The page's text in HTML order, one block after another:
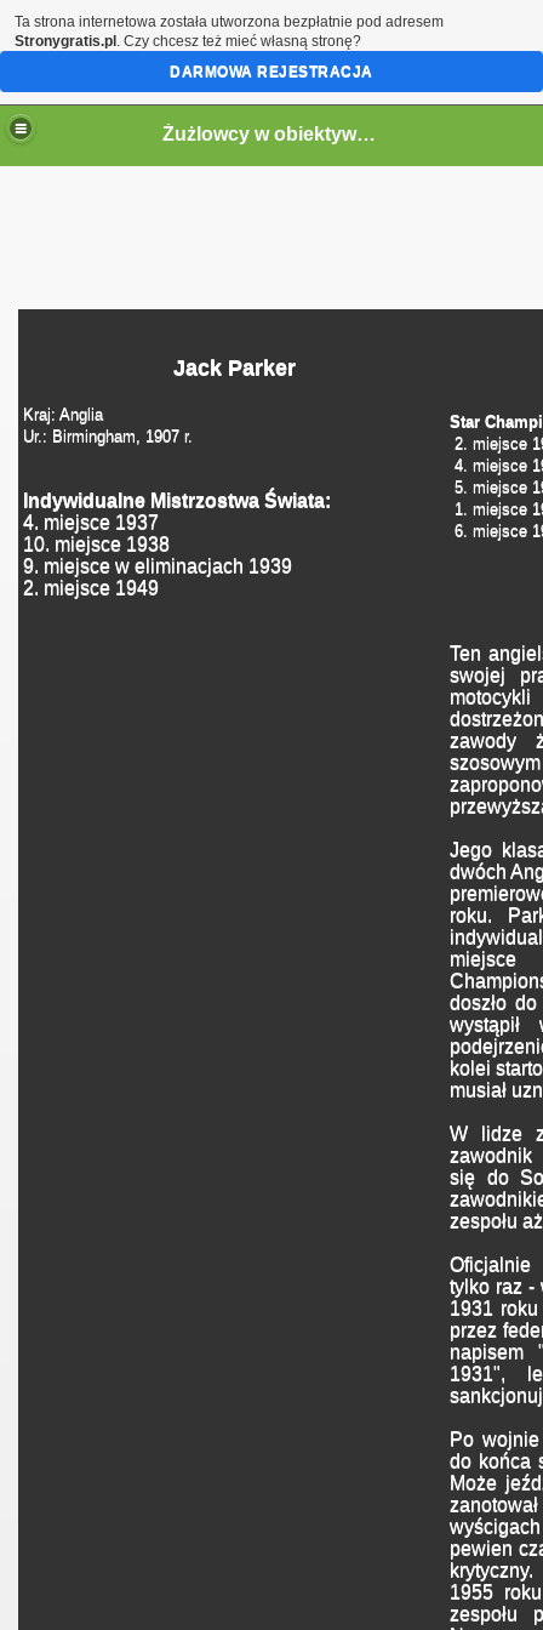
Żużlowcy w obiektywie by Speed
Jack Parker
Kraj: Anglia
Ur.: Birmingham, 1907 r.
Indywidualne Mistrzostwa Świata:
4. miejsce 1937
10. miejsce 1938
9. miejsce w eliminacjach 1939
2. miejsce 1949
Star
2. miejsce
4. miejsce
5. miejsce
1. miejsce
6. miejsce
Ten
swojej
zawody
Jego
dwóch
roku.
doszło
kolei
musiał
W lidze
zawodnik
się do
zespołu
tylko raz -
1931
przez
napisem
1931",
Po wojnie
do końca
Może
pewien
1955
zespołu
Ta strona internetowa została utworzona bezpłatnie pod adresem
Stronygratis.pl . Czy chcesz też mieć własną stronę?
DARMOWA REJESTRACJA